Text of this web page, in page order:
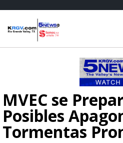
MVEC se
Posibles
Tormentas